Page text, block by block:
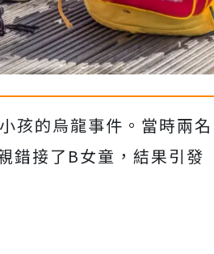
孩的烏龍事件。當時兩名
錯接了B女童，結果引發